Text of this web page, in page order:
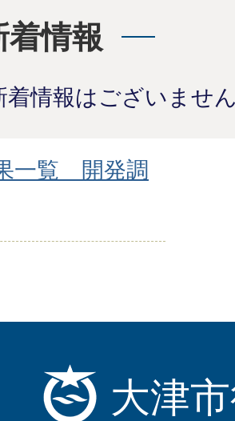
着情報
着情報はございませ
一覧 開発調
大津